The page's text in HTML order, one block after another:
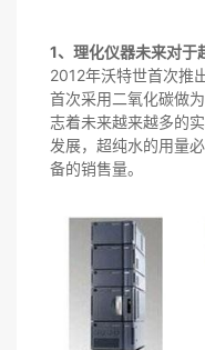
1、理化仪器未来对于
2012年沃特世首次推
首次采用二氧化碳做
志着未来越来越多的
发展，超纯水的用量
备的销售量。